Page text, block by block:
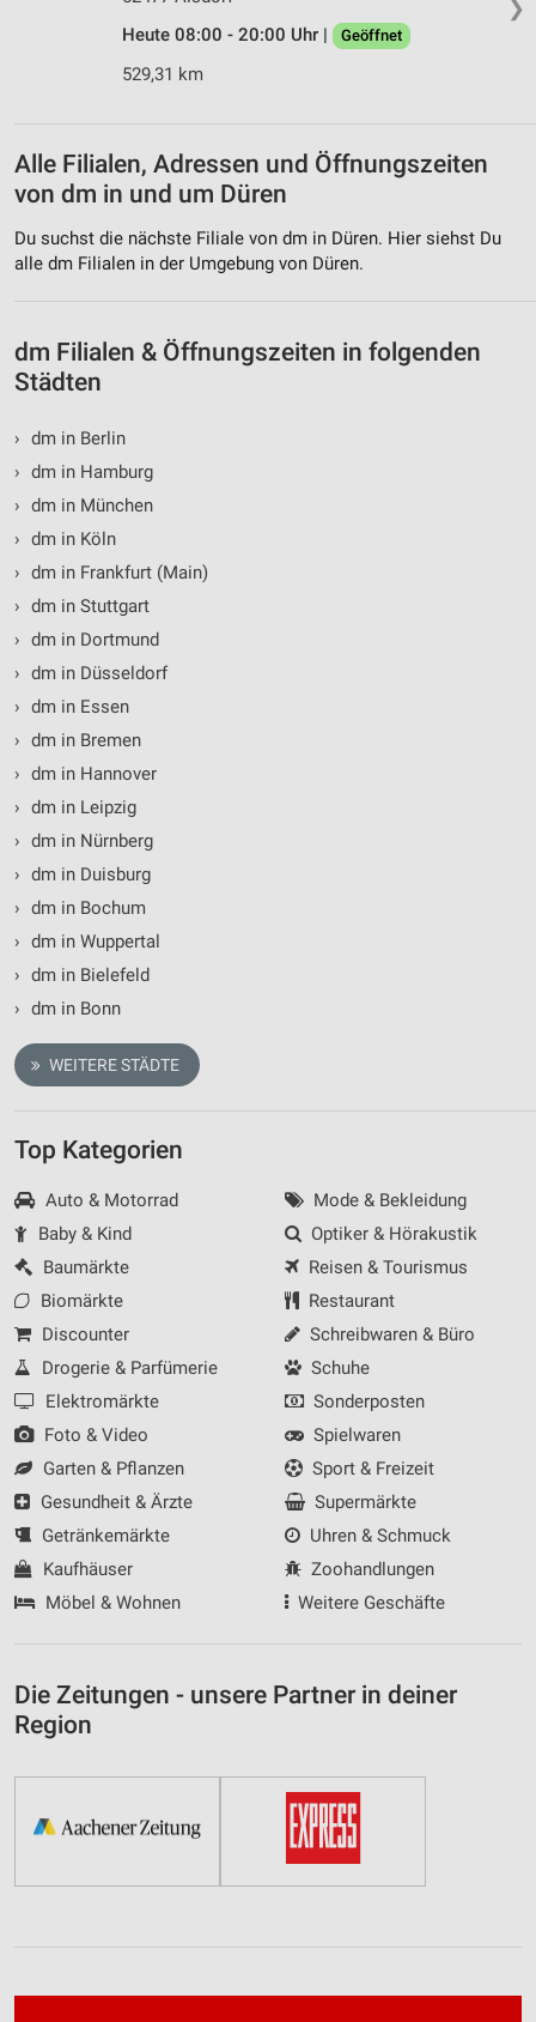
❯
Heute 08:00 - 20:00 Uhr |
Geöffnet
529,31 km
Alle Filialen, Adressen und Öffnungszeiten
von dm in und um Düren
Du suchst die nächste Filiale von dm in Düren. Hier siehst Du
alle dm Filialen in der Umgebung von Düren.
dm Filialen & Öffnungszeiten in folgenden
Städten
› dm in Berlin
› dm in Hamburg
› dm in München
› dm in Köln
› dm in Frankfurt (Main)
› dm in Stuttgart
› dm in Dortmund
› dm in Düsseldorf
› dm in Essen
› dm in Bremen
› dm in Hannover
› dm in Leipzig
› dm in Nürnberg
› dm in Duisburg
› dm in Bochum
› dm in Wuppertal
› dm in Bielefeld
› dm in Bonn
WEITERE STÄDTE
Top Kategorien
Auto & Motorrad
Baby & Kind
Baumärkte
Biomärkte
Discounter
Drogerie & Parfümerie
Elektromärkte
Foto & Video
Garten & Pflanzen
Gesundheit & Ärzte
Getränkemärkte
Kaufhäuser
Möbel & Wohnen
Mode & Bekleidung
Optiker & Hörakustik
Reisen & Tourismus
Restaurant
Schreibwaren & Büro
Schuhe
Sonderposten
Spielwaren
Sport & Freizeit
Supermärkte
Uhren & Schmuck
Zoohandlungen
Weitere Geschäfte
Die Zeitungen - unsere Partner in deiner
Region